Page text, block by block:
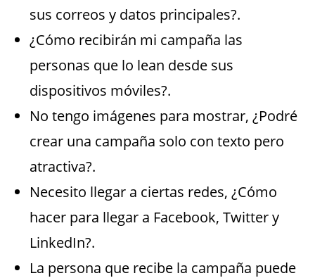
sus correos y datos principales?.
¿Cómo recibirán mi campaña las
personas que lo lean desde sus
dispositivos móviles?.
No tengo imágenes para mostrar, ¿Podré
crear una campaña solo con texto pero
atractiva?.
Necesito llegar a ciertas redes, ¿Cómo
hacer para llegar a Facebook, Twitter y
LinkedIn?.
La persona que recibe la campaña puede